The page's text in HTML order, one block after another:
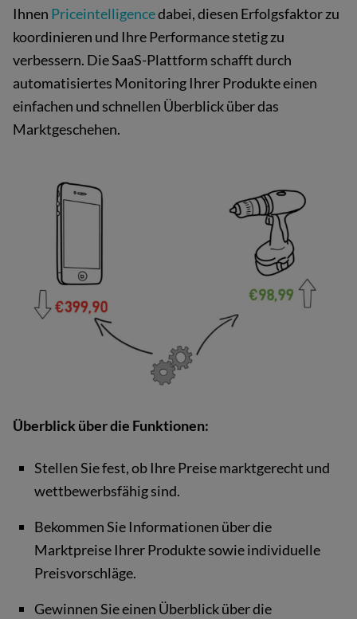
Ihnen Priceintelligencedabei, diesen Erfolgsfaktor zu
koordinieren und Ihre Performance stetig zu
verbessern. Die SaaS-Plattform schafft durch
automatisiertes Monitoring Ihrer Produkte einen
einfachen und schnellen Überblick über das
Marktgeschehen.
Überblick über die Funktionen:
Stellen Sie fest, ob Ihre Preise marktgerecht und
wettbewerbsfähig sind.
Bekommen Sie Informationen über die
Marktpreise Ihrer Produkte sowie individuelle
Preisvorschläge.
Gewinnen Sie einen Überblick über die